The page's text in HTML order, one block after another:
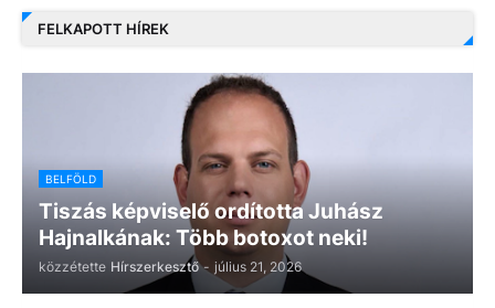
FELKAPOTT HÍREK
BELFÖLD
Tiszás képviselő ordította Juhász
Hajnalkának: Több botoxot neki!
közzétette Hírszerkesztő - július 21, 2026